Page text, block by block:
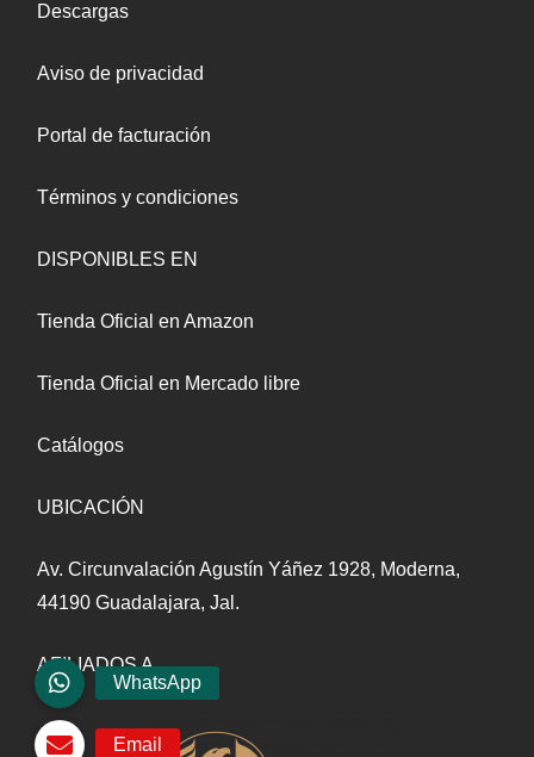
Descargas
Aviso de privacidad
Portal de facturación
Términos y condiciones
DISPONIBLES EN
Tienda Oficial en Amazon
Tienda Oficial en Mercado libre
Catálogos
UBICACIÓN
Av. Circunvalación Agustín Yáñez 1928, Moderna,
44190 Guadalajara, Jal.
AFILIADOS A